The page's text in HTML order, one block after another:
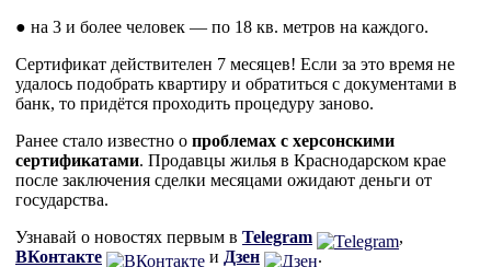
● на 3 и более человек — по 18 кв. метров на каждого.
Сертификат действителен 7 месяцев! Если за это время не
удалось подобрать квартиру и обратиться с документами в
банк, то придётся проходить процедуру заново.
Ранее стало известно о проблемах с херсонскими
сертификатами. Продавцы жилья в Краснодарском крае
после заключения сделки месяцами ожидают деньги от
государства.
Узнавай о новостях первым в Telegram
,
ВКонтакте
и Дзен .